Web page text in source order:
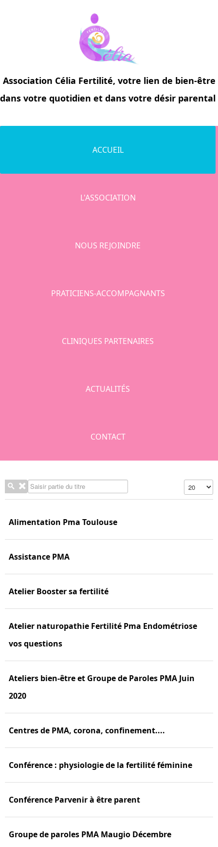
Association Célia Fertilité, votre lien de bien-être
dans votre quotidien et dans votre désir parental
ACCUEIL
L'ASSOCIATION
NOUS REJOINDRE
PRATICIENS-ACCOMPAGNANTS
CLINIQUES PARTENAIRES
ACTUALITÉS
CONTACT
Saisir partie du titre Affichage #
Alimentation Pma Toulouse
Assistance PMA
Atelier Booster sa fertilité
Atelier naturopathie Fertilité Pma Endométriose
vos questions
Ateliers bien-être et Groupe de Paroles PMA Juin
2020
Centres de PMA, corona, confinement....
Conférence : physiologie de la fertilité féminine
Conférence Parvenir à être parent
Groupe de paroles PMA Maugio Décembre